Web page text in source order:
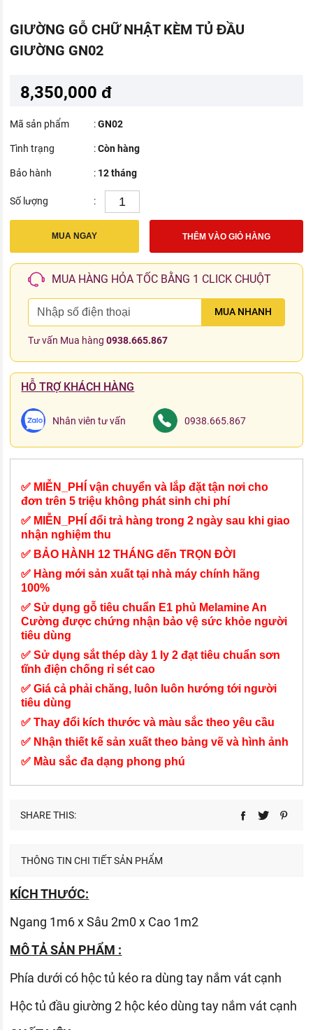
GIƯỜNG GỖ CHỮ NHẬT KÈM TỦ ĐẦU
GIƯỜNG GN02
8,350,000 đ
Mã sản phẩm :GN02
Tình trạng :Còn hàng
Bảo hành : 12 tháng
Số lượng :
MUA NGAY THÊM VÀO GIỎ HÀNG
MUA HÀNG HỎA TỐC BẰNG 1 CLICK CHUỘT
MUA NHANH
Tư vấn Mua hàng0938.665.867
HỖ TRỢ KHÁCH HÀNG
Nhân viên tư vấn 0938.665.867
✅ MIỄN_PHÍ vận chuyển và lắp đặt tận nơi cho
đơn trên 5 triệu không phát sinh chi phí
✅ MIỄN_PHÍ đổi trả hàng trong 2 ngày sau khi giao
nhận nghiệm thu
✅ BẢO HÀNH 12 THÁNG đến TRỌN ĐỜI
✅ Hàng mới sản xuất tại nhà máy chính hãng
100%
✅ Sử dụng gỗ tiêu chuẩn E1 phủ Melamine An
Cường được chứng nhận bảo vệ sức khỏe người
tiêu dùng
✅ Sử dụng sắt thép dày 1 ly 2 đạt tiêu chuẩn sơn
tĩnh điện chống rỉ sét cao
✅ Giá cả phải chăng, luôn luôn hướng tới người
tiêu dùng
✅ Thay đổi kích thước và màu sắc theo yêu cầu
✅ Nhận thiết kế sản xuất theo bảng vẽ và hình ảnh
✅ Màu sắc đa dạng phong phú
SHARE THIS:
THÔNG TIN CHI TIẾT SẢN PHẨM
KÍCH THƯỚC:
Ngang 1m6 x Sâu 2m0 x Cao 1m2
MÔ TẢ SẢN PHẨM :
Phía dưới có hộc tủ kéo ra dùng tay nắm vát cạnh
Hộc tủ đầu giường 2 hộc kéo dùng tay nắm vát cạnh